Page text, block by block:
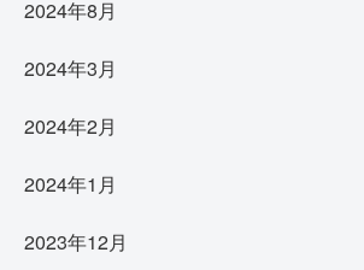
2024年8月
2024年3月
2024年2月
2024年1月
2023年12月